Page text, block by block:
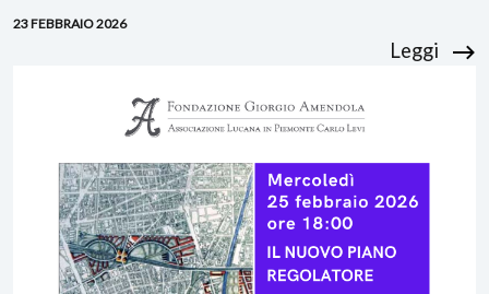
23 FEBBRAIO 2026
Leggi